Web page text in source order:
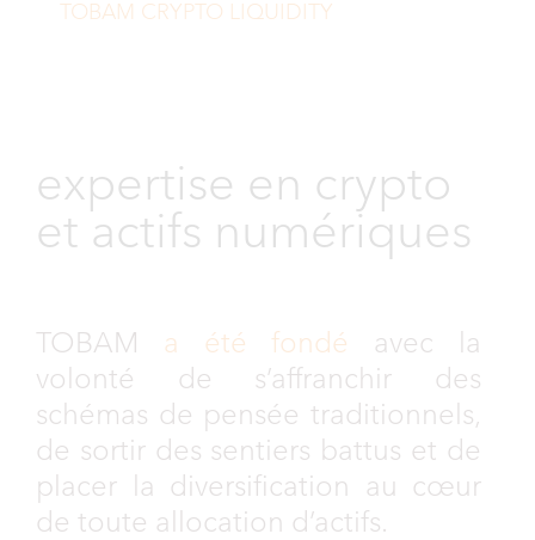
TOBAM CRYPTO LIQUIDITY
expertise en crypto
et actifs numériques
TOBAM a été fondé avec la
volonté de s’affranchir des
schémas de pensée traditionnels,
de sortir des sentiers battus et de
placer la diversification au cœur
de toute allocation d’actifs.